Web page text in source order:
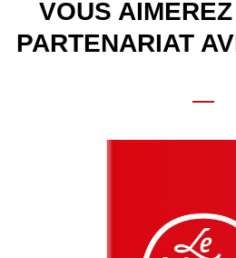
VOUS
PARTENARIAT